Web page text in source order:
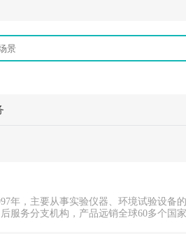
年，主要从事实验仪器、环境试验设
服务分支机构，产品远销全球60多个国